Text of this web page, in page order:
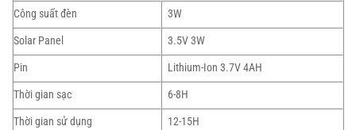
Công suất đèn
3W
Solar Panel
3.5V 3W
Pin
Lithium-Ion 3.7V 4AH
Thời gian sạc
6-8H
Thời gian sử dụng
12-15H